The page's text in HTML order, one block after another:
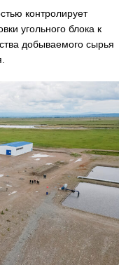
контролирует
угольного блока к
добываемого сырья